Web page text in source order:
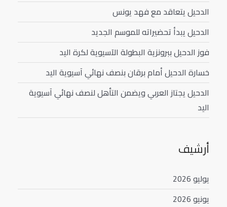
الدحيل يتعاقد مع فهد يونس
الدحيل يبدأ تحضيراته للموسم الجديد
فوز الدحيل ببرونزية البطولة الآسيوية لكرة اليد
خسارة الدحيل أمام برقان بنصف نهائي آسيوية اليد
الدحيل يجتاز العربي ويضمن التأهل لنصف نهائي آسيوية
اليد
أرشيف
يوليو 2026
يونيو 2026